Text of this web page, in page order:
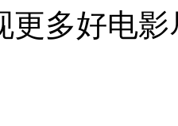
更多好电